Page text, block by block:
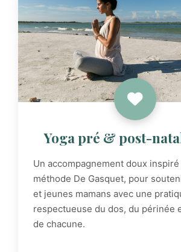
Yoga pré & post-
Un accompagnement doux
méthode De Gasquet, pour
et jeunes mamans avec une
respectueuse du dos, du périnée
de chacune.